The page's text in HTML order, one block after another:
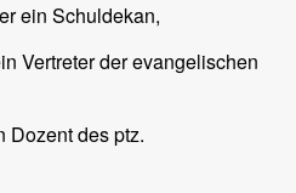
ein Schuldekan,
Vertreter der evangelischen
Dozent des ptz.